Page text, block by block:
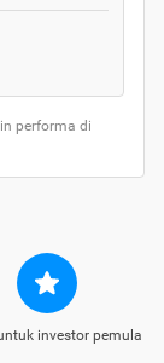
performa di
investor pemula